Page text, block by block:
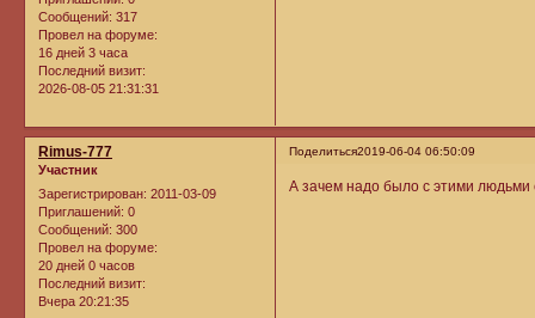
Сообщений: 317
Провел на форуме:
16 дней 3 часа
Последний визит:
2026-08-05 21:31:31
Поделиться2019-06-04 06:50:09
Rimus-777
Участник
Зарегистрирован: 2011-03-09
Приглашений: 0
Сообщений: 300
Провел на форуме:
20 дней 0 часов
Последний визит:
Вчера 20:21:35
А зачем надо было с этими